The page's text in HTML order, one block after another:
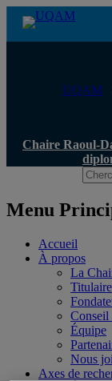
Chaire Raoul-
UQAM
Chaire Raoul-
Menu
Accueil
À propos
La
Titulaire
Conseil
Équipe
Nous
Axes de